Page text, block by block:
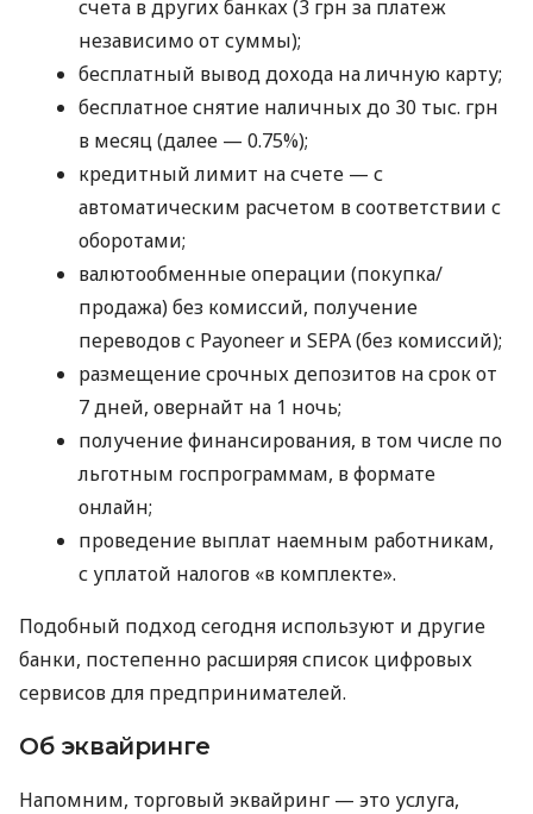
счета в других банках (3 грн за платеж
независимо от суммы);
бесплатный вывод дохода на личную карту;
бесплатное снятие наличных до 30 тыс. грн
в месяц (далее — 0.75%);
кредитный лимит на счете — с
автоматическим расчетом в соответствии с
оборотами;
валютообменные операции (покупка/
продажа) без комиссий, получение
переводов с Payoneer и SEPA (без комиссий);
размещение срочных депозитов на срок от
7 дней, овернайт на 1 ночь;
получение финансирования, в том числе по
льготным госпрограммам, в формате
онлайн;
проведение выплат наемным работникам,
с уплатой налогов «в комплекте».
Подобный подход сегодня используют и другие
банки, постепенно расширяя список цифровых
сервисов для предпринимателей.
Об эквайринге
Напомним, торговый эквайринг — это услуга,